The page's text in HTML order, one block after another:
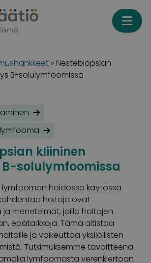
» Nestebiopsian
B-solulymfoomissa
kliininen
solulymfoomissa
lymfooman hoidossa käytössä
hoitoja ovat
menetelmät, joilla hoitojen
epätarkkoja. Tämä altistaa
ja vaikeuttaa yksilöllisten
Tutkimuksemme tavoitteena
lymfoomasta verenkiertoon